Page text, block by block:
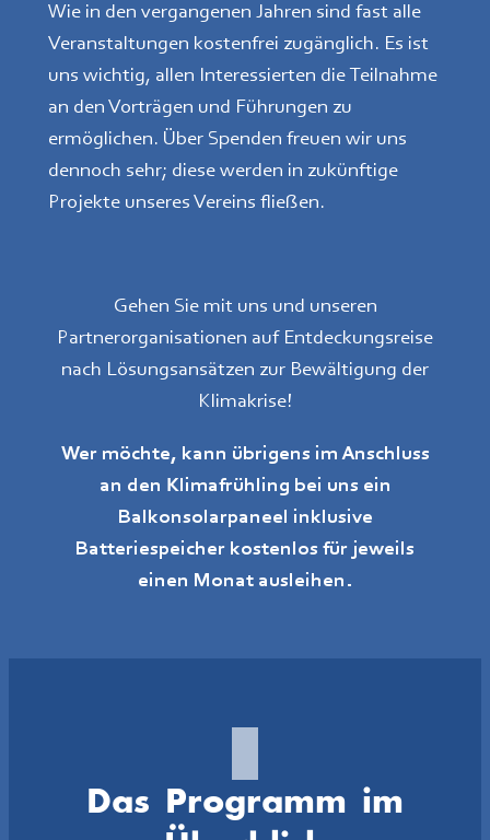
Wie in den vergangenen Jahren sind fast alle
Veranstaltungen kostenfrei zugänglich. Es ist
uns wichtig, allen Interessierten die Teilnahme
an den Vorträgen und Führungen zu
ermöglichen. Über Spenden freuen wir uns
dennoch sehr; diese werden in zukünftige
Projekte unseres Vereins fließen.
Gehen Sie mit uns und unseren
Partnerorganisationen auf Entdeckungsreise
nach Lösungsansätzen zur Bewältigung der
Klimakrise!
Wer möchte, kann übrigens im Anschluss
an den Klimafrühling bei uns ein
Balkonsolarpaneel inklusive
Batteriespeicher kostenlos für jeweils
einen Monat ausleihen.
Das Programm im